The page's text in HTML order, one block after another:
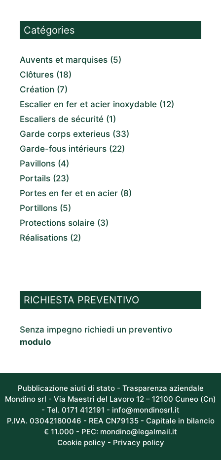
Catégories
Auvents et marquises (5)
Clôtures (18)
Création (7)
Escalier en fer et acier inoxydable (12)
Escaliers de sécurité (1)
Garde corps exterieus (33)
Garde-fous intérieurs (22)
Pavillons (4)
Portails (23)
Portes en fer et en acier (8)
Portillons (5)
Protections solaire (3)
Réalisations (2)
RICHIESTA PREVENTIVO
Senza impegno richiedi un preventivo
modulo
Pubblicazione aiuti di stato - Trasparenza aziendale
Mondino srl - Via Maestri del Lavoro 12 – 12100 Cuneo (Cn)
- Tel. 0171 412191 - info@mondinosrl.it
P.IVA. 03042180046 - REA CN79135 - Capitale in bilancio
€ 11.000 - PEC: mondino@legalmail.it
Cookie policy - Privacy policy